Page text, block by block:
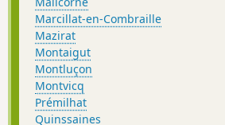
Marcillat-en-Combraille
Mazirat
Montaigut
Montluçon
Montvicq
Prémilhat
Quinssaines